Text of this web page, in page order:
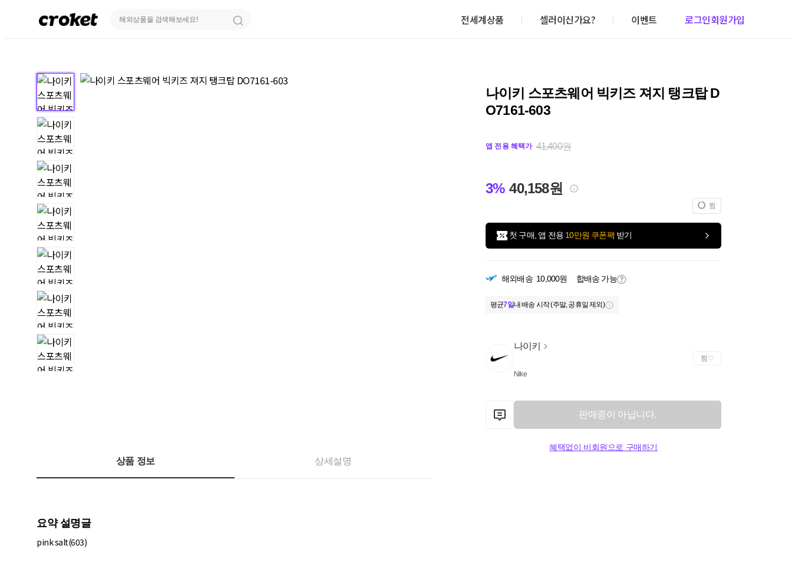
전세계상품 셀러이신가요? 이벤트 로그인회원가입
나이키 스포츠웨어 빅키즈 져지 탱크탑 D
O7161-603
앱 전용 혜택가 41,400원
3% 40,158원
찜
첫 구매, 앱 전용 10만원 쿠폰팩 받기
해외배송 10,000원 합배송 가능
평균7일내 배송 시작 (주말, 공휴일 제외)
나이키
Nike
찜
판매중이 아닙니다.
혜택없이 비회원으로 구매하기
상품 정보 상세설명
요약 설명글
pink salt(603)